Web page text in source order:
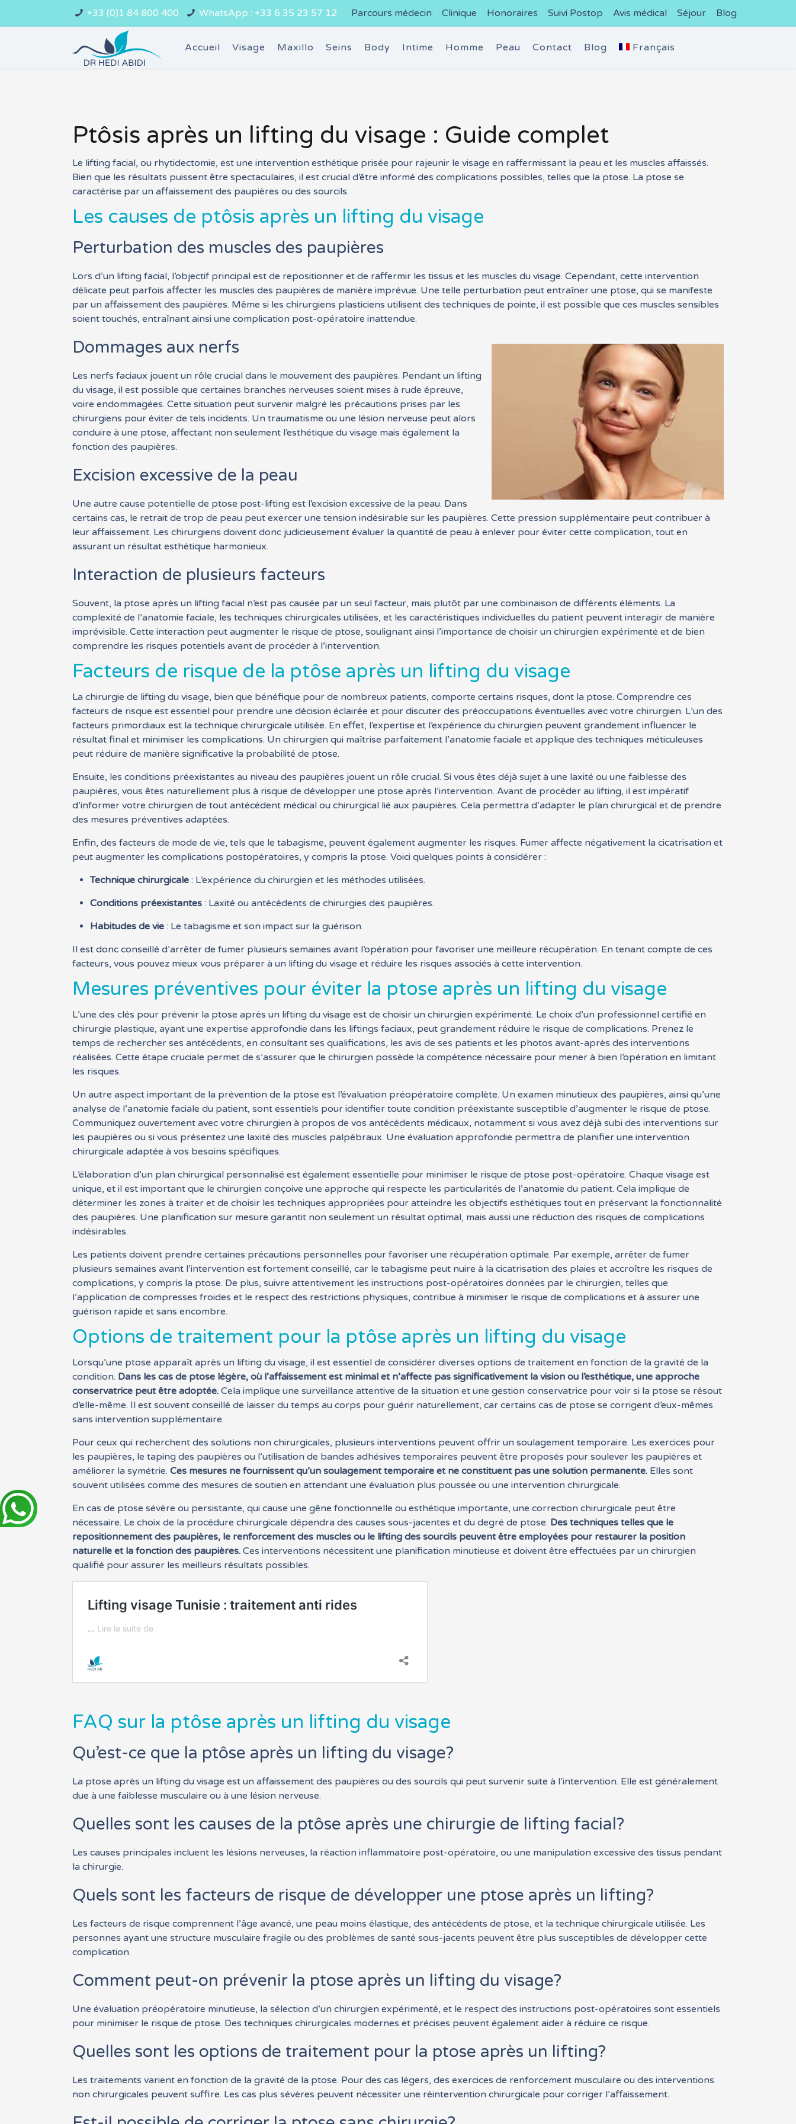
+33 (0)1 84 800 400 WhatsApp : +33 6 35 23 57 12 Parcours médecin Clinique Honoraires Suivi Postop Avis médical Séjour Blog
Accueil Visage Maxillo Seins Body Intime Homme Peau Contact Blog Français
Ptôsis après un lifting du visage : Guide complet
Le lifting facial, ou rhytidectomie, est une intervention esthétique prisée pour rajeunir le visage en raffermissant la peau et les muscles affaissés.
Bien que les résultats puissent être spectaculaires, il est crucial d’être informé des complications possibles, telles que la ptose. La ptose se
caractérise par un affaissement des paupières ou des sourcils.
Les causes de ptôsis après un lifting du visage
Perturbation des muscles des paupières
Lors d’un lifting facial, l’objectif principal est de repositionner et de raffermir les tissus et les muscles du visage. Cependant, cette intervention
délicate peut parfois affecter les muscles des paupières de manière imprévue. Une telle perturbation peut entraîner une ptose, qui se manifeste
par un affaissement des paupières. Même si les chirurgiens plasticiens utilisent des techniques de pointe, il est possible que ces muscles sensibles
soient touchés, entraînant ainsi une complication post-opératoire inattendue.
Dommages aux nerfs
Les nerfs faciaux jouent un rôle crucial dans le mouvement des paupières. Pendant un lifting
du visage, il est possible que certaines branches nerveuses soient mises à rude épreuve,
voire endommagées. Cette situation peut survenir malgré les précautions prises par les
chirurgiens pour éviter de tels incidents. Un traumatisme ou une lésion nerveuse peut alors
conduire à une ptose, affectant non seulement l’esthétique du visage mais également la
fonction des paupières.
Excision excessive de la peau
Une autre cause potentielle de ptose post-lifting est l’excision excessive de la peau. Dans
certains cas, le retrait de trop de peau peut exercer une tension indésirable sur les paupières. Cette pression supplémentaire peut contribuer à
leur affaissement. Les chirurgiens doivent donc judicieusement évaluer la quantité de peau à enlever pour éviter cette complication, tout en
assurant un résultat esthétique harmonieux.
Interaction de plusieurs facteurs
Souvent, la ptose après un lifting facial n’est pas causée par un seul facteur, mais plutôt par une combinaison de différents éléments. La
complexité de l’anatomie faciale, les techniques chirurgicales utilisées, et les caractéristiques individuelles du patient peuvent interagir de manière
imprévisible. Cette interaction peut augmenter le risque de ptose, soulignant ainsi l’importance de choisir un chirurgien expérimenté et de bien
comprendre les risques potentiels avant de procéder à l’intervention.
Facteurs de risque de la ptôse après un lifting du visage
La chirurgie de lifting du visage, bien que bénéfique pour de nombreux patients, comporte certains risques, dont la ptose. Comprendre ces
facteurs de risque est essentiel pour prendre une décision éclairée et pour discuter des préoccupations éventuelles avec votre chirurgien. L’un des
facteurs primordiaux est la technique chirurgicale utilisée. En effet, l’expertise et l’expérience du chirurgien peuvent grandement influencer le
résultat final et minimiser les complications. Un chirurgien qui maîtrise parfaitement l’anatomie faciale et applique des techniques méticuleuses
peut réduire de manière significative la probabilité de ptose.
Ensuite, les conditions préexistantes au niveau des paupières jouent un rôle crucial. Si vous êtes déjà sujet à une laxité ou une faiblesse des
paupières, vous êtes naturellement plus à risque de développer une ptose après l’intervention. Avant de procéder au lifting, il est impératif
d’informer votre chirurgien de tout antécédent médical ou chirurgical lié aux paupières. Cela permettra d’adapter le plan chirurgical et de prendre
des mesures préventives adaptées.
Enfin, des facteurs de mode de vie, tels que le tabagisme, peuvent également augmenter les risques. Fumer affecte négativement la cicatrisation et
peut augmenter les complications postopératoires, y compris la ptose. Voici quelques points à considérer :
Technique chirurgicale : L’expérience du chirurgien et les méthodes utilisées.
Conditions préexistantes : Laxité ou antécédents de chirurgies des paupières.
Habitudes de vie : Le tabagisme et son impact sur la guérison.
Il est donc conseillé d’arrêter de fumer plusieurs semaines avant l’opération pour favoriser une meilleure récupération. En tenant compte de ces
facteurs, vous pouvez mieux vous préparer à un lifting du visage et réduire les risques associés à cette intervention.
Mesures préventives pour éviter la ptose après un lifting du visage
L’une des clés pour prévenir la ptose après un lifting du visage est de choisir un chirurgien expérimenté. Le choix d’un professionnel certifié en
chirurgie plastique, ayant une expertise approfondie dans les liftings faciaux, peut grandement réduire le risque de complications. Prenez le
temps de rechercher ses antécédents, en consultant ses qualifications, les avis de ses patients et les photos avant-après des interventions
réalisées. Cette étape cruciale permet de s’assurer que le chirurgien possède la compétence nécessaire pour mener à bien l’opération en limitant
les risques.
Un autre aspect important de la prévention de la ptose est l’évaluation préopératoire complète. Un examen minutieux des paupières, ainsi qu’une
analyse de l’anatomie faciale du patient, sont essentiels pour identifier toute condition préexistante susceptible d’augmenter le risque de ptose.
Communiquez ouvertement avec votre chirurgien à propos de vos antécédents médicaux, notamment si vous avez déjà subi des interventions sur
les paupières ou si vous présentez une laxité des muscles palpébraux. Une évaluation approfondie permettra de planifier une intervention
chirurgicale adaptée à vos besoins spécifiques.
L’élaboration d’un plan chirurgical personnalisé est également essentielle pour minimiser le risque de ptose post-opératoire. Chaque visage est
unique, et il est important que le chirurgien conçoive une approche qui respecte les particularités de l’anatomie du patient. Cela implique de
déterminer les zones à traiter et de choisir les techniques appropriées pour atteindre les objectifs esthétiques tout en préservant la fonctionnalité
des paupières. Une planification sur mesure garantit non seulement un résultat optimal, mais aussi une réduction des risques de complications
indésirables.
Les patients doivent prendre certaines précautions personnelles pour favoriser une récupération optimale. Par exemple, arrêter de fumer
plusieurs semaines avant l’intervention est fortement conseillé, car le tabagisme peut nuire à la cicatrisation des plaies et accroître les risques de
complications, y compris la ptose. De plus, suivre attentivement les instructions post-opératoires données par le chirurgien, telles que
l’application de compresses froides et le respect des restrictions physiques, contribue à minimiser le risque de complications et à assurer une
guérison rapide et sans encombre.
Options de traitement pour la ptôse après un lifting du visage
Lorsqu’une ptose apparaît après un lifting du visage, il est essentiel de considérer diverses options de traitement en fonction de la gravité de la
condition. Dans les cas de ptose légère, où l’affaissement est minimal et n’affecte pas significativement la vision ou l’esthétique, une approche
conservatrice peut être adoptée. Cela implique une surveillance attentive de la situation et une gestion conservatrice pour voir si la ptose se résout
d’elle-même. Il est souvent conseillé de laisser du temps au corps pour guérir naturellement, car certains cas de ptose se corrigent d’eux-mêmes
sans intervention supplémentaire.
Pour ceux qui recherchent des solutions non chirurgicales, plusieurs interventions peuvent offrir un soulagement temporaire. Les exercices pour
les paupières, le taping des paupières ou l’utilisation de bandes adhésives temporaires peuvent être proposés pour soulever les paupières et
améliorer la symétrie.Ces mesures ne fournissent qu’un soulagement temporaire et ne constituent pas une solution permanente. Elles sont
souvent utilisées comme des mesures de soutien en attendant une évaluation plus poussée ou une intervention chirurgicale.
En cas de ptose sévère ou persistante, qui cause une gêne fonctionnelle ou esthétique importante, une correction chirurgicale peut être
nécessaire. Le choix de la procédure chirurgicale dépendra des causes sous-jacentes et du degré de ptose. Des techniques telles que le
repositionnement des paupières, le renforcement des muscles ou le lifting des sourcils peuvent être employées pour restaurer la position
naturelle et la fonction des paupières. Ces interventions nécessitent une planification minutieuse et doivent être effectuées par un chirurgien
qualifié pour assurer les meilleurs résultats possibles.
FAQ sur la ptôse après un lifting du visage
Qu’est-ce que la ptôse après un lifting du visage?
La ptose après un lifting du visage est un affaissement des paupières ou des sourcils qui peut survenir suite à l’intervention. Elle est généralement
due à une faiblesse musculaire ou à une lésion nerveuse.
Quelles sont les causes de la ptôse après une chirurgie de lifting facial?
Les causes principales incluent les lésions nerveuses, la réaction inflammatoire post-opératoire, ou une manipulation excessive des tissus pendant
la chirurgie.
Quels sont les facteurs de risque de développer une ptose après un lifting?
Les facteurs de risque comprennent l’âge avancé, une peau moins élastique, des antécédents de ptose, et la technique chirurgicale utilisée. Les
personnes ayant une structure musculaire fragile ou des problèmes de santé sous-jacents peuvent être plus susceptibles de développer cette
complication.
Comment peut-on prévenir la ptose après un lifting du visage?
Une évaluation préopératoire minutieuse, la sélection d’un chirurgien expérimenté, et le respect des instructions post-opératoires sont essentiels
pour minimiser le risque de ptose. Des techniques chirurgicales modernes et précises peuvent également aider à réduire ce risque.
Quelles sont les options de traitement pour la ptose après un lifting?
Les traitements varient en fonction de la gravité de la ptose. Pour des cas légers, des exercices de renforcement musculaire ou des interventions
non chirurgicales peuvent suffire. Les cas plus sévères peuvent nécessiter une réintervention chirurgicale pour corriger l’affaissement.